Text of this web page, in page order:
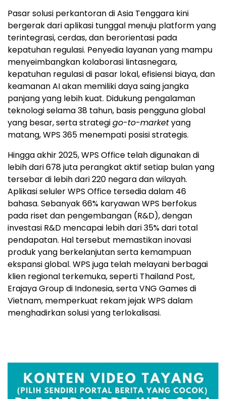
Pasar solusi perkantoran di Asia Tenggara kini
bergerak dari aplikasi tunggal menuju platform yang
terintegrasi, cerdas, dan berorientasi pada
kepatuhan regulasi. Penyedia layanan yang mampu
menyeimbangkan kolaborasi lintasnegara,
kepatuhan regulasi di pasar lokal, efisiensi biaya, dan
keamanan AI akan memiliki daya saing jangka
panjang yang lebih kuat. Didukung pengalaman
teknologi selama 38 tahun, basis pengguna global
yang besar, serta strategigo-to-marketyang
matang, WPS 365 menempati posisi strategis.
Hingga akhir 2025, WPS Office telah digunakan di
lebih dari 678 juta perangkat aktif setiap bulan yang
tersebar di lebih dari 220 negara dan wilayah.
Aplikasi seluler WPS Office tersedia dalam 46
bahasa. Sebanyak 66% karyawan WPS berfokus
pada riset dan pengembangan (R&D), dengan
investasi R&D mencapai lebih dari 35% dari total
pendapatan. Hal tersebut memastikan inovasi
produk yang berkelanjutan serta kemampuan
ekspansi global. WPS juga telah melayani berbagai
klien regional terkemuka, seperti Thailand Post,
Erajaya Group di Indonesia, serta VNG Games di
Vietnam, memperkuat rekam jejak WPS dalam
menghadirkan solusi yang terlokalisasi.